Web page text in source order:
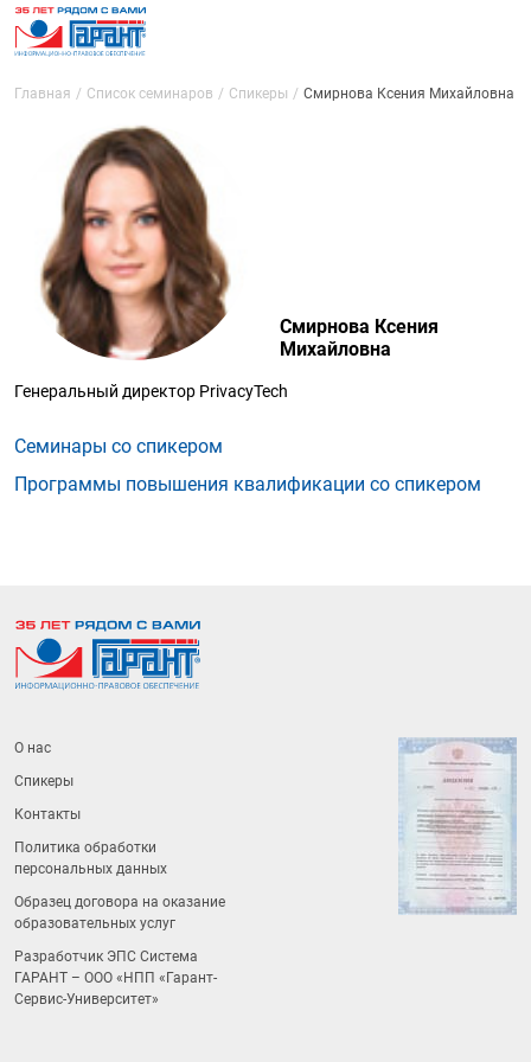
Главная Список семинаров Спикеры Смирнова Ксения Михайловна
Смирнова Ксения
Михайловна
Генеральный директор PrivacyTech
Семинары со спикером
Программы повышения квалификации со спикером
О нас
Спикеры
Контакты
Политика обработки
персональных данных
Образец договора на оказание
образовательных услуг
Разработчик ЭПС Система
ГАРАНТ – ООО «НПП « Гарант-
Сервис-Университет»